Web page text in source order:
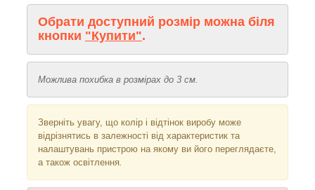
Обрати доступний розмір можна біля
кнопки "Купити".
Можлива похибка в розмірах до 3 см.
Зверніть увагу, що колір і відтінок виробу може
відрізнятись в залежності від характеристик та
налаштувань пристрою на якому ви його переглядаєте,
а також освітлення